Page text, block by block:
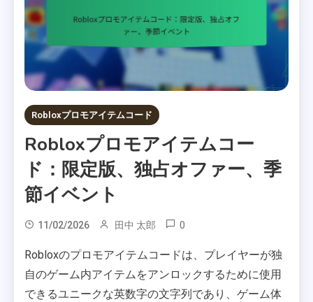
Robloxプロモアイテムコード
Robloxプロモアイテムコー
ド：限定版、独占オファー、季
節イベント
11/02/2026 田中 太郎 0
Robloxのプロモアイテムコードは、プレイヤーが独
自のゲーム内アイテムをアンロックするために使用
できるユニークな英数字の文字列であり、ゲーム体